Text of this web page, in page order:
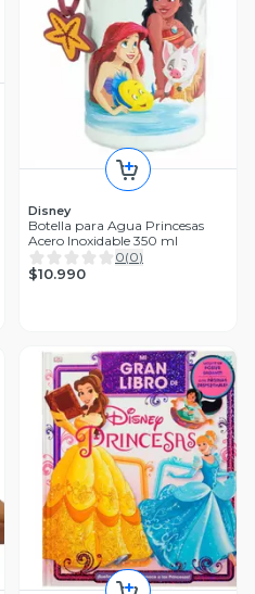
Disney
Botella para Agua Princesas
Acero Inoxidable 350 ml
0(0)
$10.990